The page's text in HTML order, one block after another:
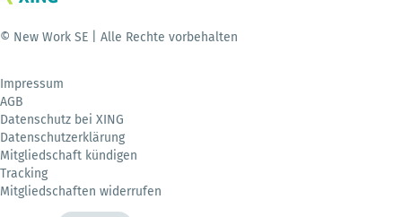
© New Work SE | Alle Rechte vorbehalten
Impressum
AGB
Datenschutz bei XING
Datenschutzerklärung
Mitgliedschaft kündigen
Tracking
Mitgliedschaften widerrufen